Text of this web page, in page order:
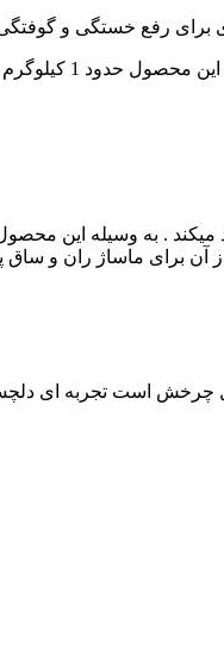
برای رفع خستگی و
جنس محصول از
میکند . به وسیله این
برای ماساژ ران و ساق